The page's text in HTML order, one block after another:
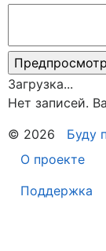
Загрузка...
Нет записей.
© 2026 Буду
О проекте
Поддержка